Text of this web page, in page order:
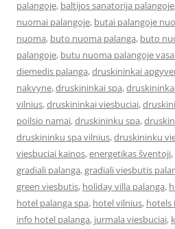
palangoje, baltijos sanatorija palangoje
nuomai palangoje, butai palangoje
nuoma, buto nuoma palanga, buto
palangoje, butu nuoma palangoje
diemedis palanga,druskininkai
nakvyne,druskininkai spa,
vilnius,druskininkai viesbuciai,
poilsio namai,druskininku spa,
druskininku spa vilnius,druskininku
viesbuciai kainos,energetikas šventoji,
gradiali palanga,gradiali viesbutis
green viesbutis, holiday villa palanga,
hotel palanga spa, hotel vilnius, hotels
info hotel palanga, jurmala viesbuciai,